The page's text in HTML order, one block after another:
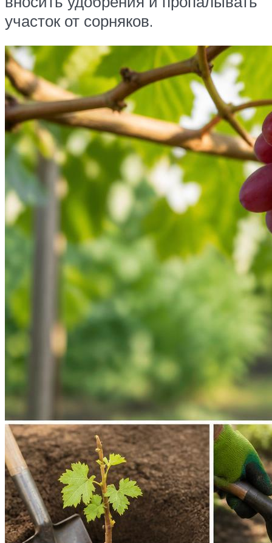
участок от сорняков.